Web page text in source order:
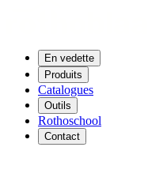
En vedette
Produits
Catalogues
Outils
Rothoschool
Contact